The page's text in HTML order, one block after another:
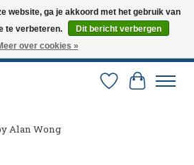
Snelle verzending via PostNL en DHL.
of mail om een afspraak te maken. 0251-
Verlanglijst
Alan Wong
website, ga je akkoord met het gebruik van
te verbeteren.
Dit bericht verbergen
over cookies »